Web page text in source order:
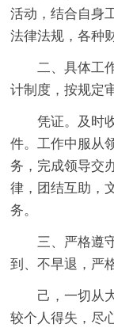
活动，结合自身
法律法规，各种
二、具体工
计制度，按规定
凭证。及时
件。工作中服从
务，完成领导交
律，团结互助，
务。
三、严格遵
到、不早退，严
己，一切从
较个人得失，尽